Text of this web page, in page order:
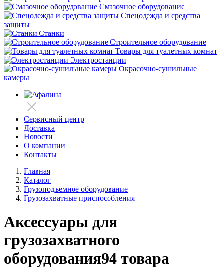
Смазочное оборудование
Спецодежда и средства
защиты
Станки
Строительное оборудование
Товары для туалетных комнат
Электростанции
Окрасочно-сушильные
камеры
Сервисный центр
Доставка
Новости
О компании
Контакты
Главная
Каталог
Грузоподъемное оборудование
Грузозахватные приспособления
Аксессуары для
грузозахватного
оборудования94 товара